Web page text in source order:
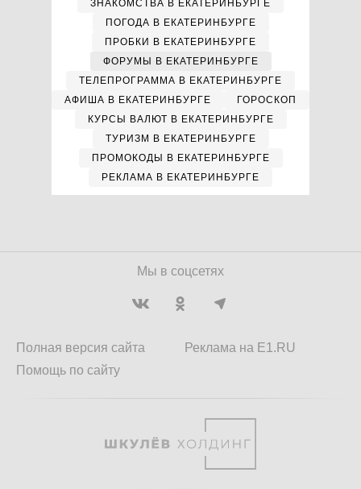
ЗНАКОМСТВА В ЕКАТЕРИНБУРГЕ
ПОГОДА В ЕКАТЕРИНБУРГЕ
ПРОБКИ В ЕКАТЕРИНБУРГЕ
ФОРУМЫ В ЕКАТЕРИНБУРГЕ
ТЕЛЕПРОГРАММА В ЕКАТЕРИНБУРГЕ
АФИША В ЕКАТЕРИНБУРГЕ
ГОРОСКОП
КУРСЫ ВАЛЮТ В ЕКАТЕРИНБУРГЕ
ТУРИЗМ В ЕКАТЕРИНБУРГЕ
ПРОМОКОДЫ В ЕКАТЕРИНБУРГЕ
РЕКЛАМА В ЕКАТЕРИНБУРГЕ
Мы в соцсетях
Полная версия сайта
Помощь по сайту
Реклама на E1.RU